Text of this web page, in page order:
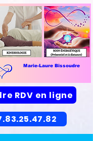
Marie-Laure Bissoudre
RDV en ligne